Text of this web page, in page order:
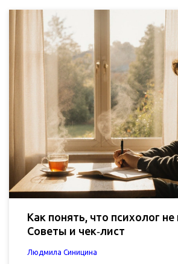
Как понять, что психолог не
Советы и чек‑лист
Людмила Синицина